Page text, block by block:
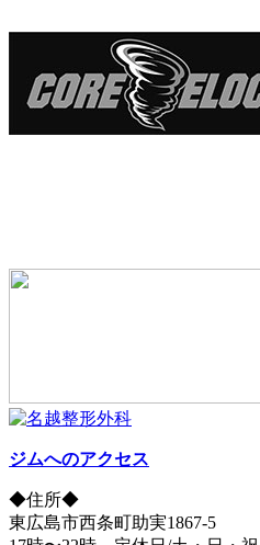
ジムへのアクセス
◆住所◆
東広島市西条町助実1867-5